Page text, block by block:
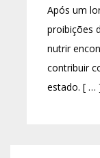
Após um
proibições
nutrir
contribuir
estado. [ …